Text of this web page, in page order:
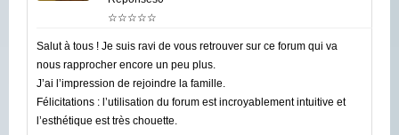
☆☆☆☆☆
Salut à tous ! Je suis ravi de vous retrouver sur ce forum qui va
nous rapprocher encore un peu plus.
J’ai l’impression de rejoindre la famille.
Félicitations : l’utilisation du forum est incroyablement intuitive et
l’esthétique est très chouette.